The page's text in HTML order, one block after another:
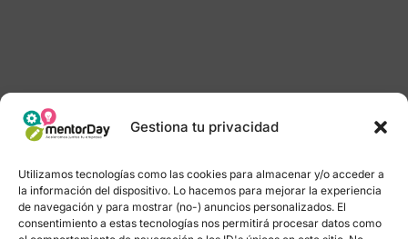
Gestiona tu privacidad
Utilizamos tecnologías como las cookies para almacenar y/o acceder a
la información del dispositivo. Lo hacemos para mejorar la experiencia
de navegación y para mostrar (no-) anuncios personalizados. El
consentimiento a estas tecnologías nos permitirá procesar datos como